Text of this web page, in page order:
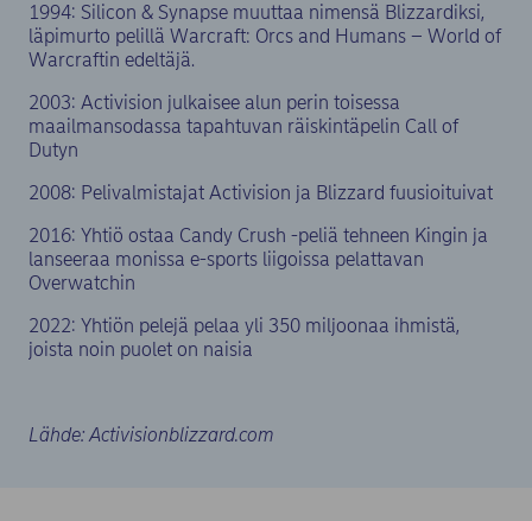
1994: Silicon & Synapse muuttaa nimensä Blizzardiksi,
läpimurto pelillä Warcraft: Orcs and Humans – World of
Warcraftin edeltäjä.
2003: Activision julkaisee alun perin toisessa
maailmansodassa tapahtuvan räiskintäpelin Call of
Dutyn
2008: Pelivalmistajat Activision ja Blizzard fuusioituivat
2016: Yhtiö ostaa Candy Crush -peliä tehneen Kingin ja
lanseeraa monissa e-sports liigoissa pelattavan
Overwatchin
2022: Yhtiön pelejä pelaa yli 350 miljoonaa ihmistä,
joista noin puolet on naisia
Lähde: Activisionblizzard.com